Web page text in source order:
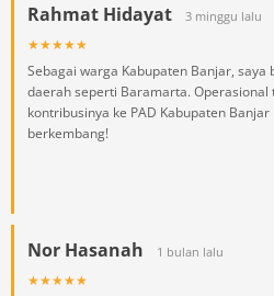
Rahmat Hidayat 3 minggu lalu
★★★★★
Sebagai warga Kabupaten Banjar, saya
daerah seperti Baramarta.
kontribusinya ke PAD Kabupaten
berkembang!
Nor Hasanah 1 bulan lalu
★★★★★